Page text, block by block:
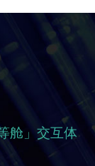
舱」交互体